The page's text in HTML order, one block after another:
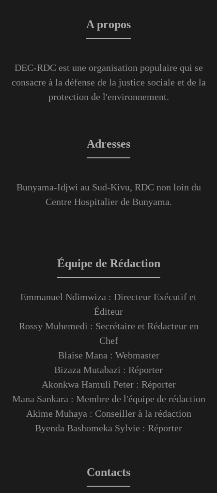
A propos
DEC-RDC est une organisation populaire qui se
consacre à la défense de la justice sociale et de la
protection de l'environnement.
Adresses
Bunyama-Idjwi au Sud-Kivu, RDC non loin du
Centre Hospitalier de Bunyama.
Équipe de Rédaction
Emmanuel Ndimwiza : Directeur Exécutif et
Éditeur
Rossy Muhemedi : Secrétaire et Rédacteur en
Chef
Blaise Mana : Webmaster
Bizaza Mutabazi : Réporter
Akonkwa Hamuli Peter : Réporter
Mana Sankara : Membre de l'équipe de rédaction
Akime Muhaya : Conseiller à la rédaction
Byenda Bashomeka Sylvie : Réporter
Contacts